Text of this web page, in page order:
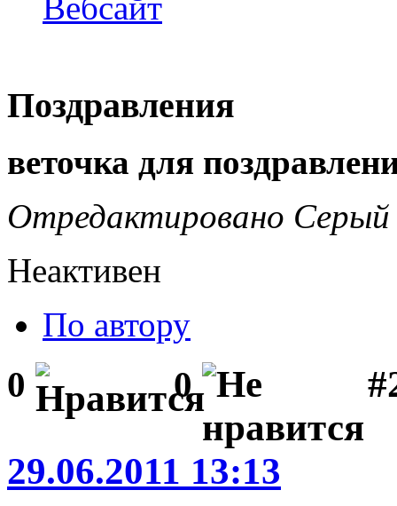
Поздравления
веточка для
Отредактировано
Неактивен
По автору
0 0
29.06.2011 13:13